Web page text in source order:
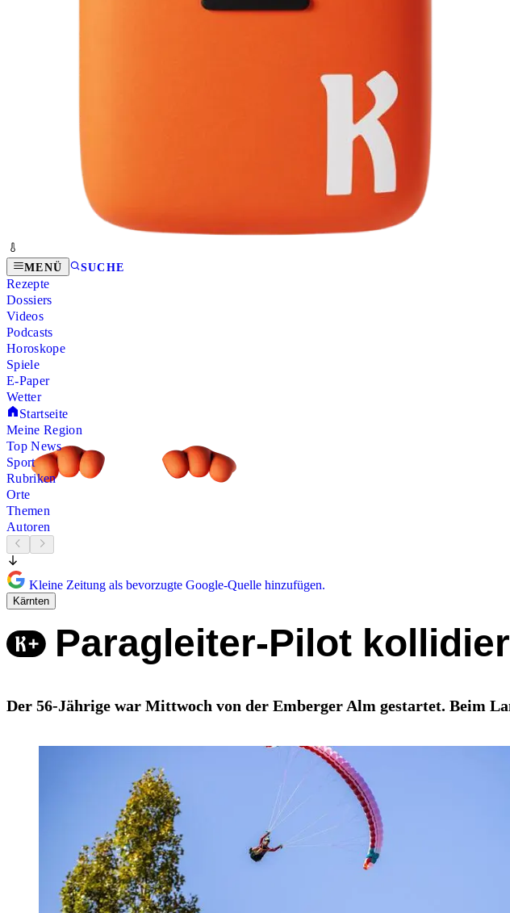
MENÜ SUCHE
Rezepte
Dossiers
Videos
Podcasts
Horoskope
Spiele
E-Paper
Wetter
Startseite
Meine Region
Top News
Sport
Rubriken
Orte
Themen
Autoren
Kleine Zeitung als bevorzugte Google-Quelle hinzufügen.
Kärnten
Paragleiter-Pilot
Der 56-Jährige war Mittwoch von der Emberger Alm gestartet. Beim